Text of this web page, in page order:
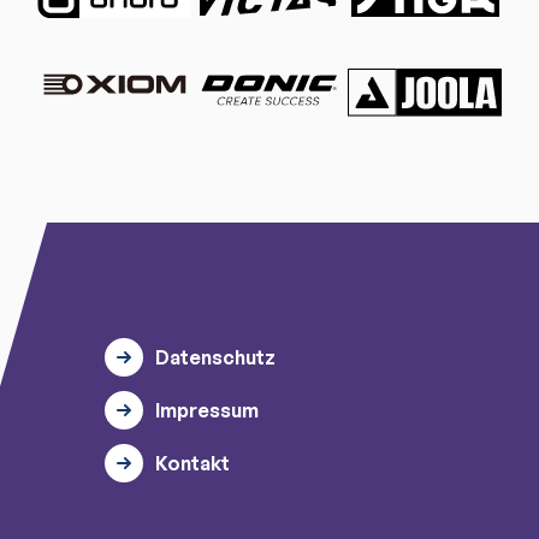
Datenschutz
Impressum
Kontakt